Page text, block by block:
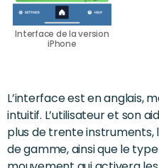
Interface de la version
iPhone
L’interface est en anglais,
intuitif. L’utilisateur et son
plus de trente
de gamme, ainsi que le